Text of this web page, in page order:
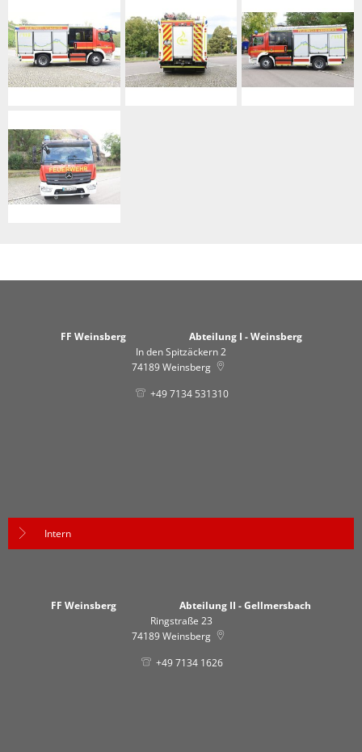
FF Weinsberg Abteilung I - Weinsberg
In den Spitzäckern 2
74189Weinsberg
+49 7134 531310
Intern
FF Weinsberg Abteilung II - Gellmersbach
Ringstraße 23
74189Weinsberg
+49 7134 1626